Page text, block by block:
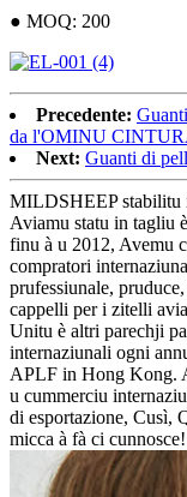
● MOQ: 200
Precedente:
da l'OMINU
Next: Guanti di
MILDSHEEP stabilitu
Aviamu statu in tagliu
finu à u 2012, Avemu
compratori
prufessiunale,
cappelli per i zitelli
Unitu è ​​altri parechji
internaziunali ogni
APLF in Hong Kong.
u cummerciu
di esportazione, Cusì,
micca à fà ci